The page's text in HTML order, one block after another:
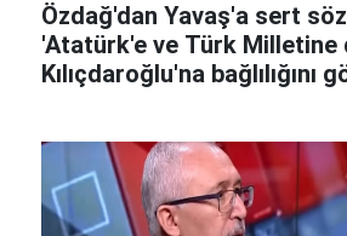
Özdağ'dan Yavaş'a sert
'Atatürk'e ve Türk Milletine
Kılıçdaroğlu'na bağlılığını